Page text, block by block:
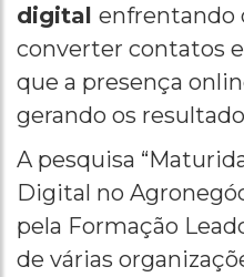
digital enfrentando
converter contatos
que a presença
gerando os
A pesquisa
Digital no
pela Formação
de várias